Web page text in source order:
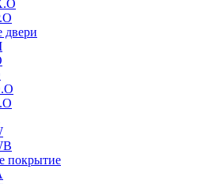
двери
покрытие